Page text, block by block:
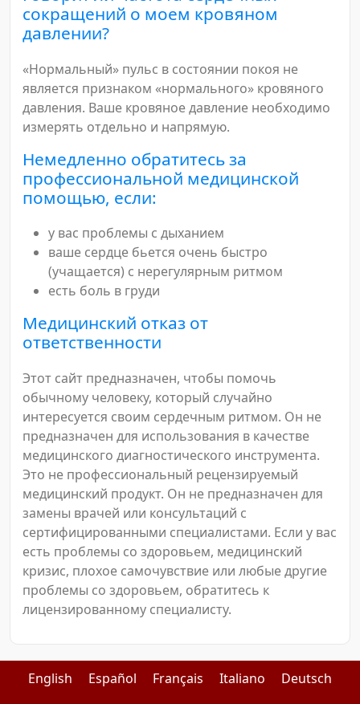
сокращений о моем кровяном
давлении?
«Нормальный» пульс в состоянии покоя не
является признаком «нормального» кровяного
давления. Ваше кровяное давление необходимо
измерять отдельно и напрямую.
Немедленно обратитесь за
профессиональной медицинской
помощью, если:
у вас проблемы с дыханием
ваше сердце бьется очень быстро
(учащается) с нерегулярным ритмом
есть боль в груди
Медицинский отказ от
ответственности
Этот сайт предназначен, чтобы помочь
обычному человеку, который случайно
интересуется своим сердечным ритмом. Он не
предназначен для использования в качестве
медицинского диагностического инструмента.
Это не профессиональный рецензируемый
медицинский продукт. Он не предназначен для
замены врачей или консультаций с
сертифицированными специалистами. Если у вас
есть проблемы со здоровьем, медицинский
кризис, плохое самочувствие или любые другие
проблемы со здоровьем, обратитесь к
лицензированному специалисту.
English Español Français Italiano
Deutsch